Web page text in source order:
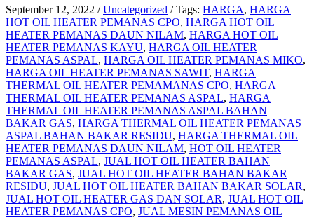
September 12, 2022 / Uncategorized / Tags: HARGA, HARGA
HOT OIL HEATER PEMANAS CPO, HARGA HOT OIL
HEATER PEMANAS DAUN NILAM, HARGA HOT OIL
HEATER PEMANAS KAYU, HARGA OIL HEATER
PEMANAS ASPAL, HARGA OIL HEATER PEMANAS MIKO,
HARGA OIL HEATER PEMANAS SAWIT, HARGA
THERMAL OIL HEATER PEMAMANAS CPO, HARGA
THERMAL OIL HEATER PEMANAS ASPAL, HARGA
THERMAL OIL HEATER PEMANAS ASPAL BAHAN
BAKAR GAS, HARGA THERMAL OIL HEATER PEMANAS
ASPAL BAHAN BAKAR RESIDU, HARGA THERMAL OIL
HEATER PEMANAS DAUN NILAM, HOT OIL HEATER
PEMANAS ASPAL, JUAL HOT OIL HEATER BAHAN
BAKAR GAS, JUAL HOT OIL HEATER BAHAN BAKAR
RESIDU, JUAL HOT OIL HEATER BAHAN BAKAR SOLAR,
JUAL HOT OIL HEATER GAS DAN SOLAR, JUAL HOT OIL
HEATER PEMANAS CPO, JUAL MESIN PEMANAS OIL